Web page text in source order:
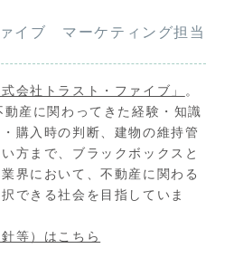
イブ マーケティング担当
式会社トラスト・ファイブ」 。
産に関わってきた経験・知識
購入時の判断、建物の維持管
方まで、ブラックボックスと
界において、不動産に関わる
できる社会を目指していま
等）はこちら